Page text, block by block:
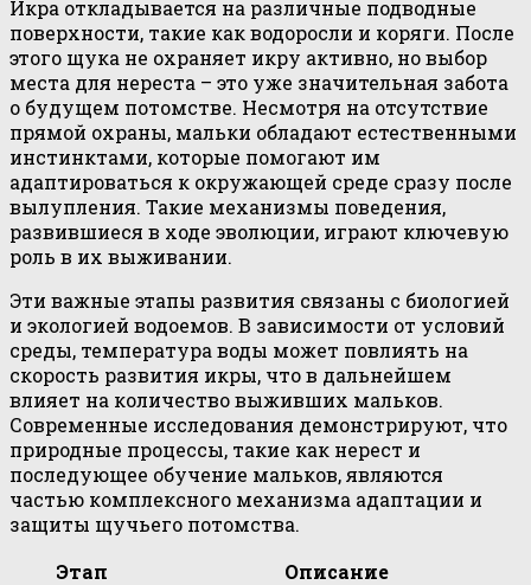
Икра откладывается на различные подводные
поверхности, такие как водоросли и коряги. После
этого щука не охраняет икру активно, но выбор
места для нереста – это уже значительная забота
о будущем потомстве. Несмотря на отсутствие
прямой охраны, мальки обладают естественными
инстинктами, которые помогают им
адаптироваться к окружающей среде сразу после
вылупления. Такие механизмы поведения,
развившиеся в ходе эволюции, играют ключевую
роль в их выживании.
Эти важные этапы развития связаны с биологией
и экологией водоемов. В зависимости от условий
среды, температура воды может повлиять на
скорость развития икры, что в дальнейшем
влияет на количество выживших мальков.
Современные исследования демонстрируют, что
природные процессы, такие как нерест и
последующее обучение мальков, являются
частью комплексного механизма адаптации и
защиты щучьего потомства.
Этап
Описание